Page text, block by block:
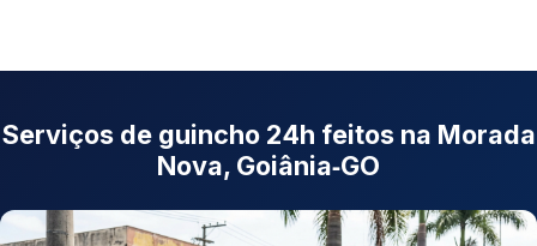
Serviços de guincho 24h feitos na Morada
Nova, Goiânia‑GO